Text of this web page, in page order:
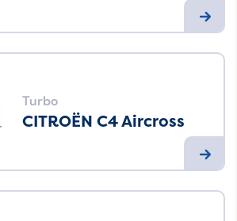
Turbo
CITROËN C4 Aircross